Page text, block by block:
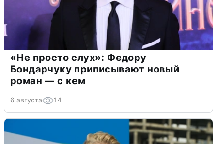
«Не просто слух»: Федору
Бондарчуку приписывают новый
роман — с кем
6 августа 14